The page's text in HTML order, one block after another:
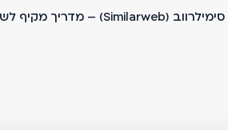
סימילרווב (Similarweb) – מדריך מקיף לשימוש בכלי בצורה יעילה